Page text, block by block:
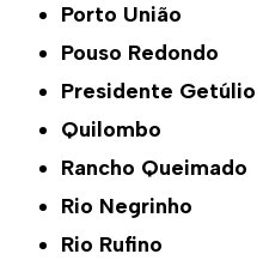
Porto União
Pouso Redondo
Presidente Getúlio
Quilombo
Rancho Queimado
Rio Negrinho
Rio Rufino